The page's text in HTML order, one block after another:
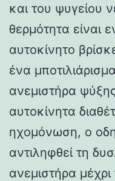
και του ψυγείου
θερμότητα είναι
αυτοκίνητο
ένα
ανεμιστήρα
αυτοκίνητα
ηχομόνωση, ο
αντιληφθεί τη
ανεμιστήρα